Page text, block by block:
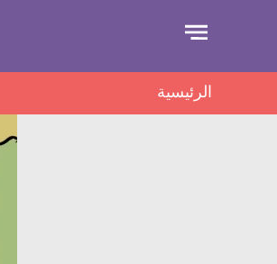
الرئيسية